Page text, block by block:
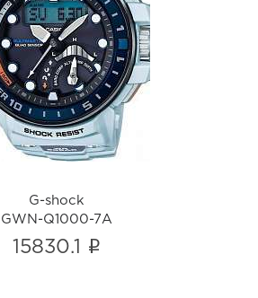
G-shock
GWN-Q1000-7A
i
G-shock
GWN-Q1000-7A
15830.1 i